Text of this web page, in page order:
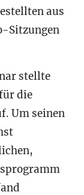
aus
Sitzungen
stellte
die
Um seinen